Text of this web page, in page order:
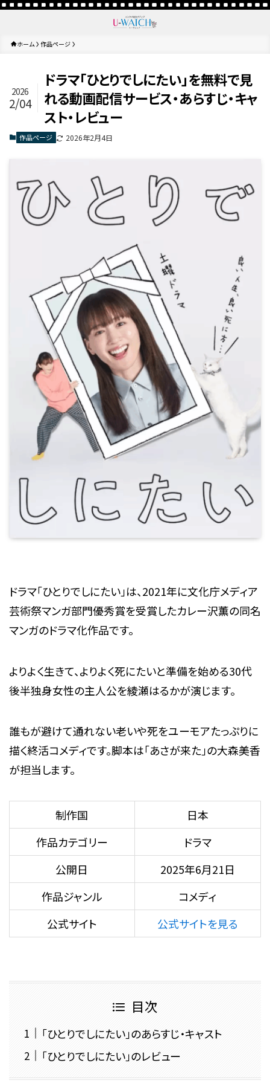
ホーム 作品ページ
ドラマ「ひとりでしにたい」を無料で見
れる動画配信サービス・あらすじ・キャ
スト・レビュー
2026
2/04
作品ページ 2026年2月4日
ドラマ「ひとりでしにたい」は、2021年に文化庁メディア
芸術祭マンガ部門優秀賞を受賞したカレー沢薫の同名
マンガのドラマ化作品です。
よりよく生きて、よりよく死にたいと準備を始める30代
後半独身女性の主人公を綾瀬はるかが演じます。
誰もが避けて通れない老いや死をユーモアたっぷりに
描く終活コメディです。脚本は「あさが来た」の大森美香
が担当します。
制作国
日本
作品カテゴリー
ドラマ
公開日
2025年6月21日
作品ジャンル
コメディ
公式サイト
公式サイトを見る
目次
「ひとりでしにたい」のあらすじ・キャスト
「ひとりでしにたい」のレビュー